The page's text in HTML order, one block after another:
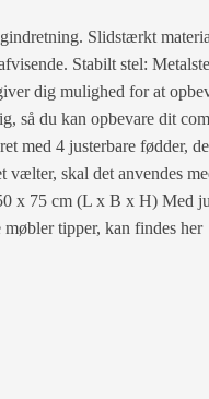
Slidstærkt
Stabilt stel:
dig mulighed for at
så du kan opbevare dit
med 4 justerbare fødder,
skal det anvendes
x 75 cm (L x B x H) Med
tipper, kan findes her